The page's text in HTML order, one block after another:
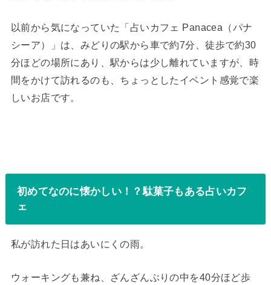
以前から気になっていた「占いカフェ Panacea（パナ
シーア）」は、みどりの駅から車で約7分、徒歩で約30
分ほどの場所にあり、駅からは少し離れていますが、時
間をかけて訪れるのも、ちょっとしたイベント感覚で楽
しいお店です。
初めてなのに懐かしい！？駄菓子もある占いカフ
ェ
私が訪れた日はあいにくの雨。
ウォーキングも兼ね、ざんざんぶりの中を40分ほど歩